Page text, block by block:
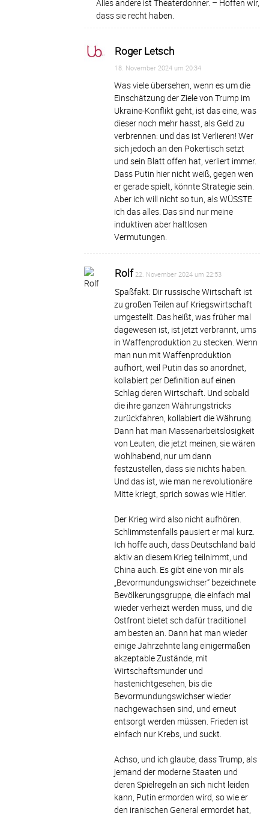
Alles andere ist Theaterdonner. – Hoffen wir,
dass sie recht haben.
Roger Letsch
18. November 2024 um 20:34
Was viele übersehen, wenn es um die
Einschätzung der Ziele von Trump im
Ukraine-Konflikt geht, ist das eine, was
dieser noch mehr hasst, als Geld zu
verbrennen: und das ist Verlieren! Wer
sich jedoch an den Pokertisch setzt
und sein Blatt offen hat, verliert immer.
Dass Putin hier nicht weiß, gegen wen
er gerade spielt, könnte Strategie sein.
Aber ich will nicht so tun, als WÜSSTE
ich das alles. Das sind nur meine
induktiven aber haltlosen
Vermutungen.
Rolf 22. November 2024 um 22:53
Spaßfakt: Dir russische Wirtschaft ist
zu großen Teilen auf Kriegswirtschaft
umgestellt. Das heißt, was früher mal
dagewesen ist, ist jetzt verbrannt, ums
in Waffenproduktion zu stecken. Wenn
man nun mit Waffenproduktion
aufhört, weil Putin das so anordnet,
kollabiert per Definition auf einen
Schlag deren Wirtschaft. Und sobald
die ihre ganzen Währungstricks
zurückfahren, kollabiert die Währung.
Dann hat man Massenarbeitslosigkeit
von Leuten, die jetzt meinen, sie wären
wohlhabend, nur um dann
festzustellen, dass sie nichts haben.
Und das ist, wie man ne revolutionäre
Mitte kriegt, sprich sowas wie Hitler.
Der Krieg wird also nicht aufhören.
Schlimmstenfalls pausiert er mal kurz.
Ich hoffe auch, dass Deutschland bald
aktiv an diesem Krieg teilnimmt, und
China auch. Es gibt eine von mir als
„Bevormundungswichser“ bezeichnete
Bevölkerungsgruppe, die einfach mal
wieder verheizt werden muss, und die
Ostfront bietet sch dafür traditionell
am besten an. Dann hat man wieder
einige Jahrzehnte lang einigermaßen
akzeptable Zustände, mit
Wirtschaftsmunder und
hastenichtgesehen, bis die
Bevormundungswichser wieder
nachgewachsen sind, und erneut
entsorgt werden müssen. Frieden ist
einfach nur Krebs, und suckt.
Achso, und ich glaube, dass Trump, als
jemand der moderne Staaten und
deren Spielregeln an sich nicht leiden
kann, Putin ermorden wird, so wie er
den iranischen General ermordet hat,